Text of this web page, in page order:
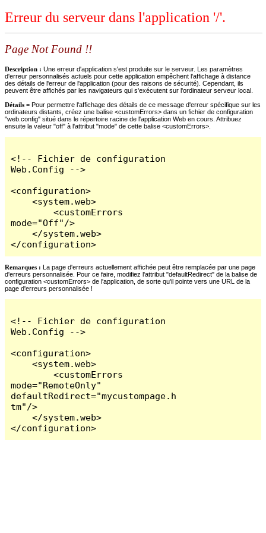
Erreur du serveur dans l'application '/'.
Page Not Found !!
Description : Une erreur d'application s'est produite sur le serveur. Les paramètres
d'erreur personnalisés actuels pour cette application empêchent l'affichage à distance
des détails de l'erreur de l'application (pour des raisons de sécurité). Cependant, ils
peuvent être affichés par les navigateurs qui s'exécutent sur l'ordinateur serveur local.
Détails = Pour permettre l'affichage des détails de ce message d'erreur spécifique sur les
ordinateurs distants, créez une balise <customErrors> dans un fichier de configuration
"web.config" situé dans le répertoire racine de l'application Web en cours. Attribuez
ensuite la valeur "off" à l'attribut "mode" de cette balise <customErrors>.
<!-- Fichier de configuration
Web.Config -->
<configuration>
    <system.web>
        <customErrors
mode="Off"/>
    </system.web>
</configuration>
Remarques : La page d'erreurs actuellement affichée peut être remplacée par une page
d'erreurs personnalisée. Pour ce faire, modifiez l'attribut "defaultRedirect" de la balise de
configuration <customErrors> de l'application, de sorte qu'il pointe vers une URL de la
page d'erreurs personnalisée !
<!-- Fichier de configuration
Web.Config -->
<configuration>
    <system.web>
        <customErrors
mode="RemoteOnly"
defaultRedirect="mycustompage.h
tm"/>
    </system.web>
</configuration>